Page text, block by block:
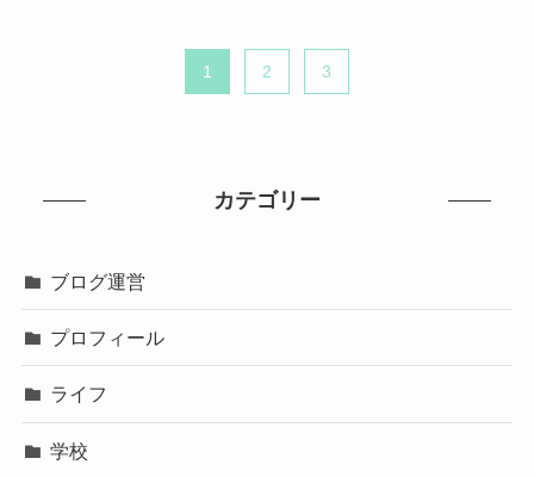
1 2 3
カテゴリー
ブログ運営
プロフィール
ライフ
学校